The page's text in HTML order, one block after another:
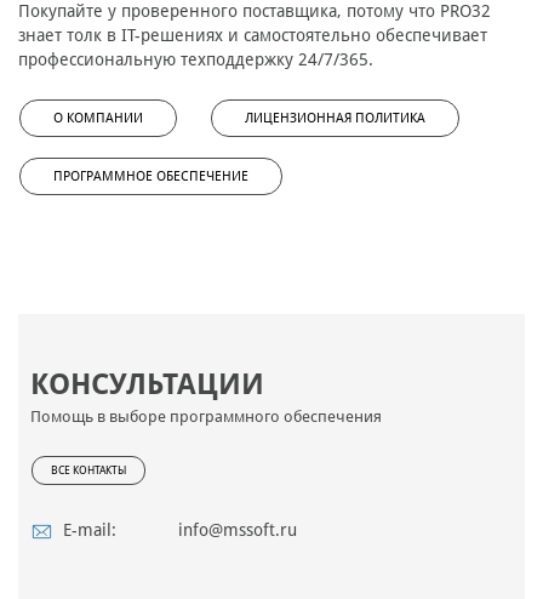
КОНСУЛЬТАЦИИ
Помощь в выборе программного обеспечения
ВСЕ КОНТАКТЫ
E-mail: info@mssoft.ru
Покупайте у проверенного поставщика, потому что PRO32
знает толк в IT-решениях и самостоятельно обеспечивает
профессиональную техподдержку 24/7/365.
О КОМПАНИИ ЛИЦЕНЗИОННАЯ ПОЛИТИКА
ПРОГРАММНОЕ ОБЕСПЕЧЕНИЕ